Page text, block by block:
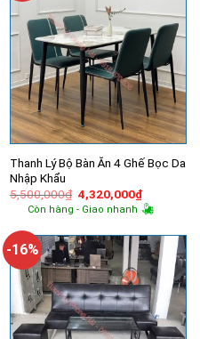
Thanh Lý Bộ Bàn Ăn 4 Ghế Bọc Da
Nhập Khẩu
5,500,000₫ Giá
gốc
là:
4,320,000₫Giá
hiện
tại
Còn hàng - Giao nhanh
-16%